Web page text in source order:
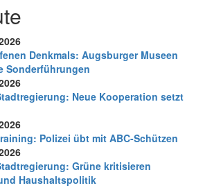
Denkmals: Augsburger Museen
Sonderführungen
Neue Kooperation setzt
Poli­zei übt mit ABC-Schüt­zen
Grüne kritisieren
Haushaltspolitik